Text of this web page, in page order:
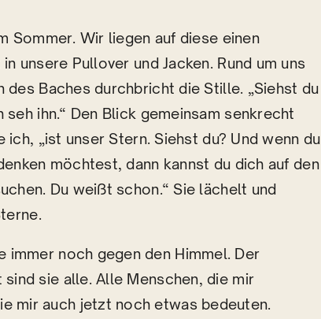
Sommer. Wir liegen auf diese einen
unsere Pullover und Jacken. Rund um uns
des Baches durchbricht die Stille. „Siehst du
seh ihn.“ Den Blick gemeinsam senkrecht
ich, „ist unser Stern. Siehst du? Und wenn du
möchtest, dann kannst du dich auf den
Du weißt schon.“ Sie lächelt und
immer noch gegen den Himmel. Der
sie alle. Alle Menschen, die mir
mir auch jetzt noch etwas bedeuten.